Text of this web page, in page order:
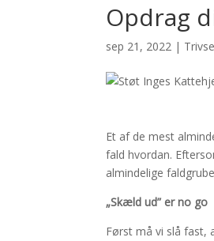
Opdrag
sep 21, 2022 |
Et af de mest
fald hvordan.
almindelige
„Skæld ud” er no go
Først må vi slå fast,